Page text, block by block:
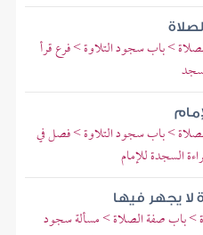
> باب سجود التلاوة > فرع قرأ
> باب سجود التلاوة > فصل في
السجدة للإمام
لا يجهر فيها
> باب صفة الصلاة > مسألة سجود